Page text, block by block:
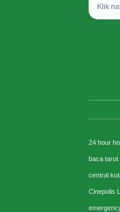
Klik
24 hour
baca tarot
central
Cinepolis